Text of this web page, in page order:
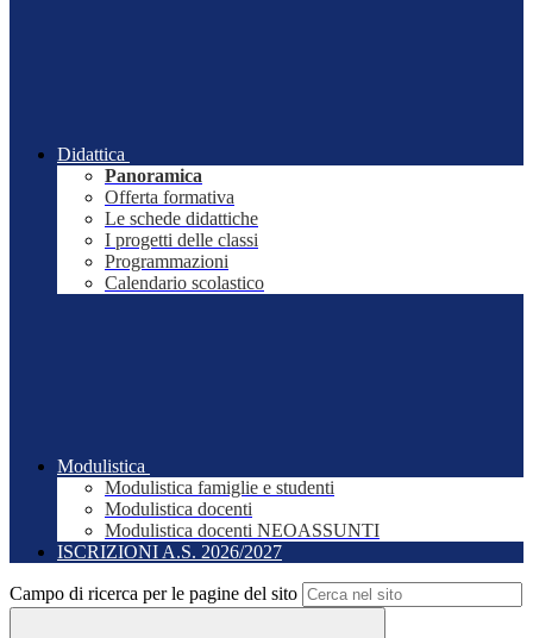
Didattica
Panoramica
Offerta formativa
Le schede didattiche
I progetti delle classi
Programmazioni
Calendario scolastico
Modulistica
Modulistica famiglie e studenti
Modulistica docenti
Modulistica docenti NEOASSUNTI
ISCRIZIONI A.S. 2026/2027
Campo di ricerca per le pagine del sito